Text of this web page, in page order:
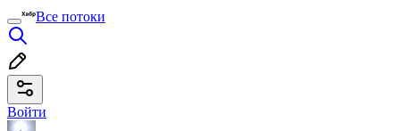
Все потоки
Войти